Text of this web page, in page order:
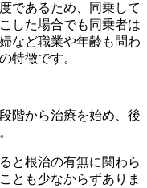
であるため、同乗して
した場合でも同乗者は
など職業や年齢も問わ
特徴です。
階から治療を始め、後
と根治の有無に関わら
とも少なからずありま